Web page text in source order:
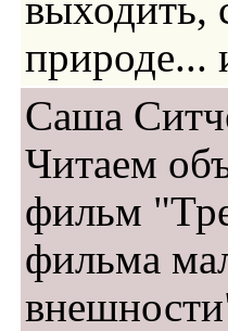
выходить,
природе...
Саша
Читаем
фильм
фильма